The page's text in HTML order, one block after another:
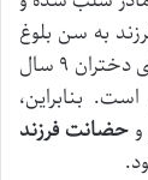
به سن بلوغ
ادامه خواهد داشت. سن بلوغ شرعی و قانونی برای دختران ۹ سال
حضانت فرزند